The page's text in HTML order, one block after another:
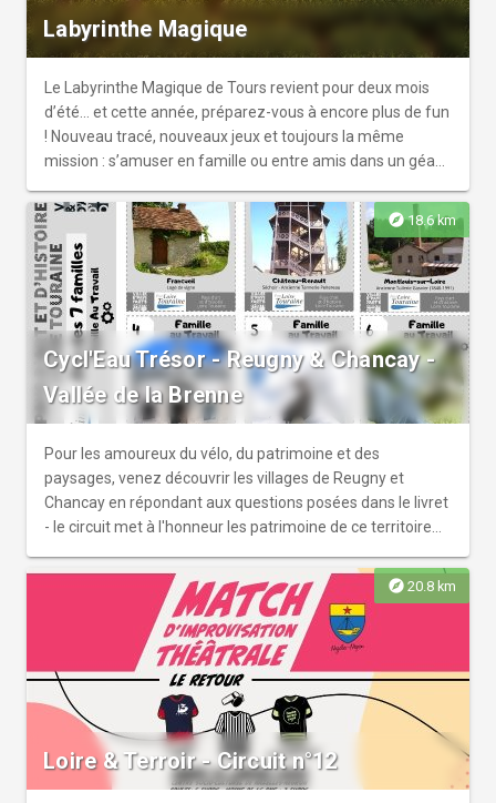
Labyrinthe Magique
Le Labyrinthe Magique de Tours revient pour deux mois
d’été… et cette année, préparez-vous à encore plus de fun
! Nouveau tracé, nouveaux jeux et toujours la même
mission : s’amuser en famille ou entre amis dans un géant
aventure pleine d’énigmes où petits et grands devront unir
leurs forces pour protéger l’école de magie des forces du
mal. Fous rires, défis et bons moments garantis pour tous !
Et quand la nuit tombe, place à une grande enquête
immersive au clair de lune, parfaite pour ceux qui aiment
frissonner… mais toujours en s’amusant ! Comptez
environ 2h d’aventure. Nocturnes tous les mercredis et
samedis. Petite restauration sucrée et boissons sur place.
Dernière entrée jour : 17h30 Entrée nocturne : 21h30–
22h30.
explore18.6 km
Cycl'Eau Trésor - Reugny & Chancay -
Vallée de la Brenne
Pour les amoureux du vélo, du patrimoine et des
paysages, venez découvrir les villages de Reugny et
Chancay en répondant aux questions posées dans le livret
- le circuit met à l'honneur les patrimoine de ce territoire
sans oublier la Brenne. Au départ de Reugny, vous avez le
choix entre la boucle familiale ou la boucle sportive, toutes
deux sur une longueur de 14 km.
explore 20.8 km
Loire & Terroir - Circuit n°12